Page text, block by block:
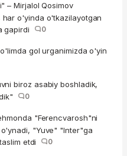
– Mirjalol Qosimov
o'yinda o'tkazilayotgan
gapirdi
0
gol urganimizda o'yin
biroz asabiy boshladik,
0
"Ferencvarosh"ni
"Yuve" "Inter"ga
etdi
0